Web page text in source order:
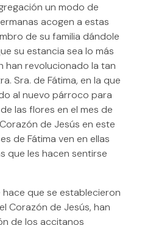
un modo de
acogen a estas
de su familia dándole
su estancia sea lo más
han revolucionado la tan
Sra. de Fátima, en la que
al nuevo párroco para
las flores en el mes de
de Jesús en este
de Fátima ven en ellas
que les hacen sentirse
que se establecieron
Corazón de Jesús, han
de los accitanos